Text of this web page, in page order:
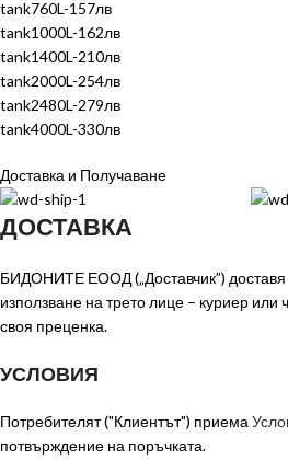
tank760L-157лв
tank1000L-162лв
tank1400L-210лв
tank2000L-254лв
tank2480L-279лв
tank4000L-330лв
Доставка и Получаване
ДОСТАВКА
БИДОНИТЕ ЕООД („Доставчик”) доставя
използване на трето лице – куриер или
своя преценка.
УСЛОВИЯ
Потребителят ("Клиентът") приема
потвърждение на поръчката.